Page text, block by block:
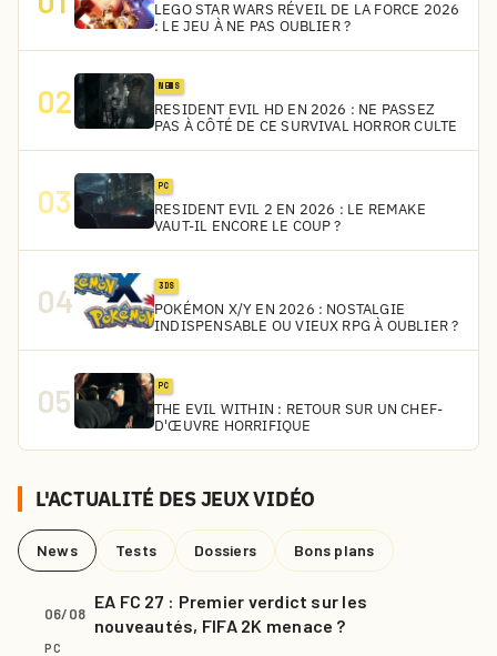
LEGO STAR WARS RÉVEIL DE LA FORCE 2026
: LE JEU À NE PAS OUBLIER ?
02 NEWS
RESIDENT EVIL HD EN 2026 : NE PASSEZ
PAS À CÔTÉ DE CE SURVIVAL HORROR CULTE
03 PC
RESIDENT EVIL 2 EN 2026 : LE REMAKE
VAUT-IL ENCORE LE COUP ?
04 3DS
POKÉMON X/Y EN 2026 : NOSTALGIE
INDISPENSABLE OU VIEUX RPG À OUBLIER ?
05 PC
THE EVIL WITHIN : RETOUR SUR UN CHEF-
D'ŒUVRE HORRIFIQUE
L'ACTUALITÉ DES JEUX VIDÉO
News Tests Dossiers Bons plans
06/08
EA FC 27 : Premier verdict sur les
nouveautés, FIFA 2K menace ?
PC